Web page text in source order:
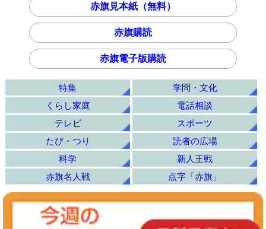
赤旗見本紙（無料）
赤旗購読
赤旗電子版購読
特集
学問・文化
くらし家庭
電話相談
テレビ
スポーツ
たび・つり
読者の広場
科学
新人王戦
赤旗名人戦
点字「赤旗」